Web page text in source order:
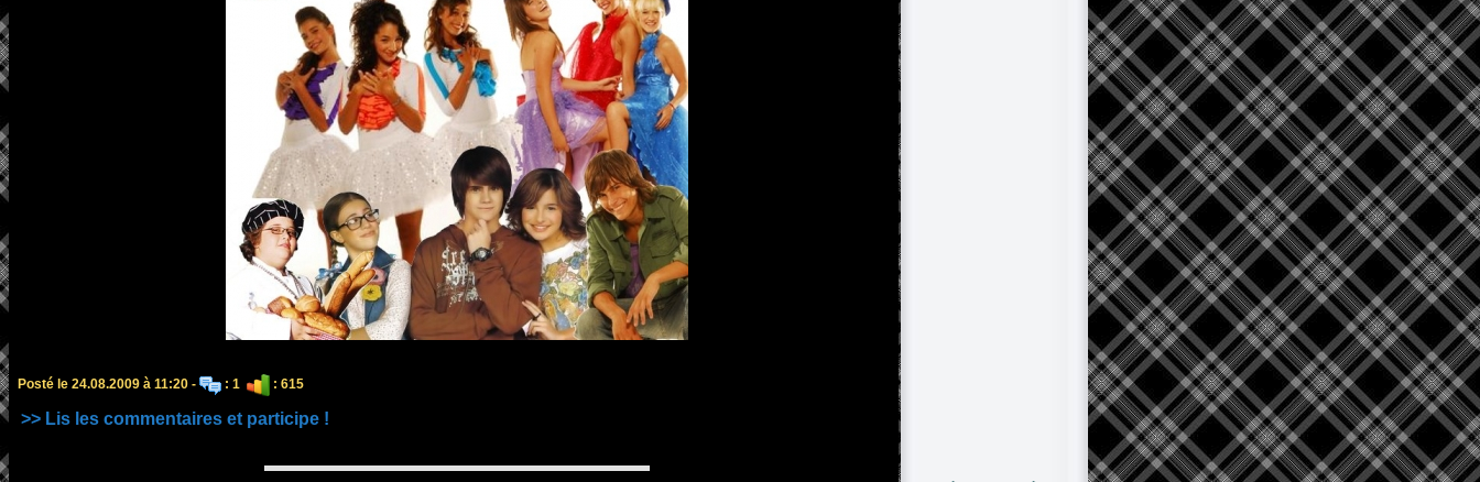
Posté le 24.08.2009 à 11:20 - : 1 : 615
>> Lis les commentaires et participe !